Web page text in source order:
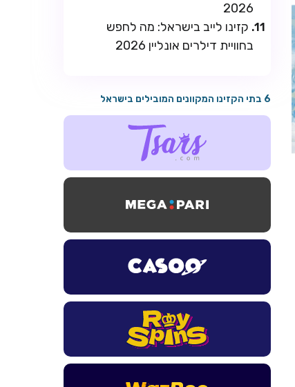
2026
קזינו לייב בישראל: מה לחפש
בחוויית דילרים אונליין 2026
6 בתי הקזינו המקוונים המובילים בישראל